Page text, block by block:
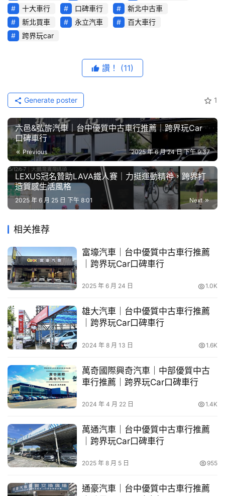
C
A
R
綜
口
碑
中
古
車
行
百
古
買
車
幫
忙
跨
玩
C
A
R
十大車行
口碑車行
新北中古車
新北買車
永立汽車
百大車行
跨界玩car
讚！ (11)
1
Generate poster
六邑&弘旂汽車｜台中優質中古車行推薦｜跨界玩Car
口碑車行
Previous 2025 年 6 月 24 日 下午 9:37
LEXUS冠名贊助LAVA鐵人賽｜力挺運動精神，跨界打
造質感生活風格
Next
2025 年 6 月 25 日 下午 8:01
相关推荐
富壕汽車｜台中優質中古車行推薦
｜跨界玩Car口碑車行
2025 年 6 月 24 日 1.0K
雄大汽車｜台中優質中古車行推薦
｜跨界玩Car口碑車行
2024 年 8 月 13 日 1.6K
萬奇國際興奇汽車｜中部優質中古
車行推薦｜跨界玩Car口碑車行
2024 年 4 月 22 日 1.4K
萬通汽車｜台中優質中古車行推薦
｜跨界玩Car口碑車行
2025 年 8 月 5 日 955
通豪汽車｜台中優質中古車行推薦